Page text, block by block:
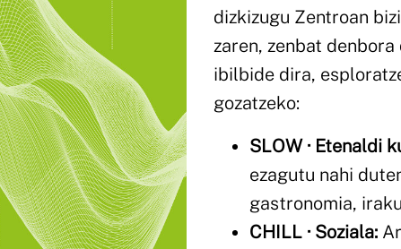
dizkizugu Zentroan
zaren, zenbat denbora
ibilbide dira,
gozatzeko:
SLOW · Etenaldi
ezagutu nahi
gastronomia,
CHILL · Soziala: